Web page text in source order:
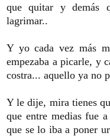
que quitar y demás
lagrimar..
Y yo cada vez más
empezaba a picarle, y
costra... aquello ya no
Y le dije, mira tienes
que entre medias fue
que se lo iba a poner